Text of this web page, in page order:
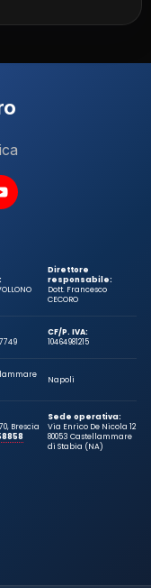
Direttore
responsabile:
Dott. Francesco
CECORO
CF/P. IVA:
10464981215
Napoli
Brescia
Sede operativa:
Via Enrico De Nicola 12
80053 Castellammare
di Stabia (NA)